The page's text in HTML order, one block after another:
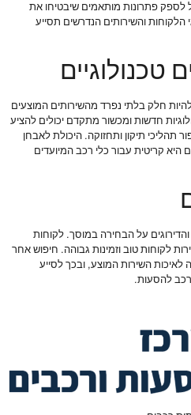
לספק פתרונות מותאמים שיבטיחו את
הלקוחות והשירותים הנדרשים תסייע
טכנולוגיים
חלק בלתי נפרד מהשירותים המוצעים
חדשות ומכשור מתקדם יכולים להציע
תהליכי תיקון ותחזוקה. היכולת לאבחן
היא קריטית עבור כלי רכב המיועדים
על הבחירה במוסך. לקוחות
לקוחות טוב וזמינות גבוהה. חיפוש אחר
לאיכות השירות המוצע, ובכך לסייע
להסעות.